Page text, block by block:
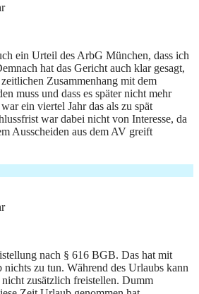
ein Urteil des ArbG München, dass ich
hat das Gericht auch klar gesagt,
Zusammenhang mit dem
muss und dass es später nicht mehr
ein viertel Jahr das als zu spät
war dabei nicht von Interesse, da
Ausscheiden aus dem AV greift
nach § 616 BGB. Das hat mit
zu tun. Während des Urlaubs kann
zusätzlich freistellen. Dumm